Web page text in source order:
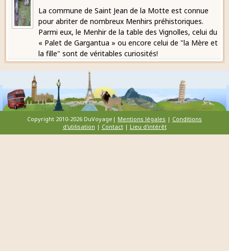
La commune de Saint Jean de la Motte est connue
pour abriter de nombreux Menhirs préhistoriques.
Parmi eux, le Menhir de la table des Vignolles, celui du
« Palet de Gargantua » ou encore celui de "la Mère et
la fille" sont de véritables curiosités!
Copyright 2010-2026 DuVoyage| Mentions légales | Conditions
d'utilisation | Contact| Lieu d'intérêt